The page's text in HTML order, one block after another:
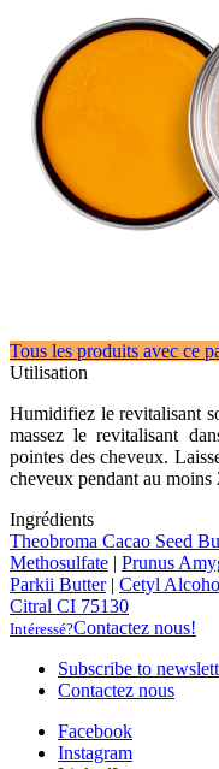
Tous les produits avec ce
Utilisation
Humidifiez le revitalisant
massez le revitalisant
pointes des cheveux.
cheveux pendant au moins
Ingrédients
Theobroma Cacao Seed
Methosulfate | Prunus
Parkii Butter | Cetyl
Citral CI 75130
Intéressé?Contactez nous!
Subscribe to
Contactez nous
Facebook
Instagram